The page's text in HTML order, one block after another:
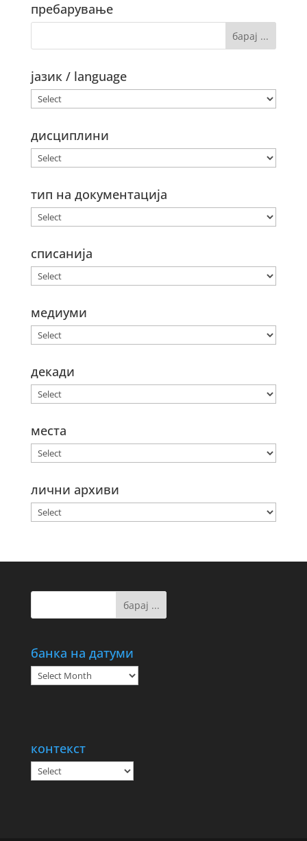
пребарување
јазик / language
дисциплини
тип на документација
списанија
медиуми
декади
места
лични архиви
банка на датуми
банка
на
контекст